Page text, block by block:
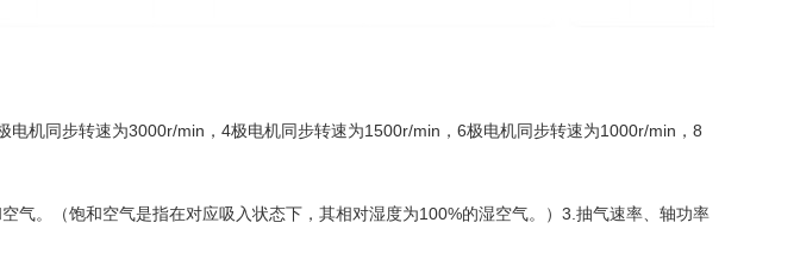
机同步转速为3000r/min，4极电机同步转速为1500r/min，6极电机同步转速为1000r/min，8
（饱和空气是指在对应吸入状态下，其相对湿度为100%的湿空气。）3.抽气速率、轴功率